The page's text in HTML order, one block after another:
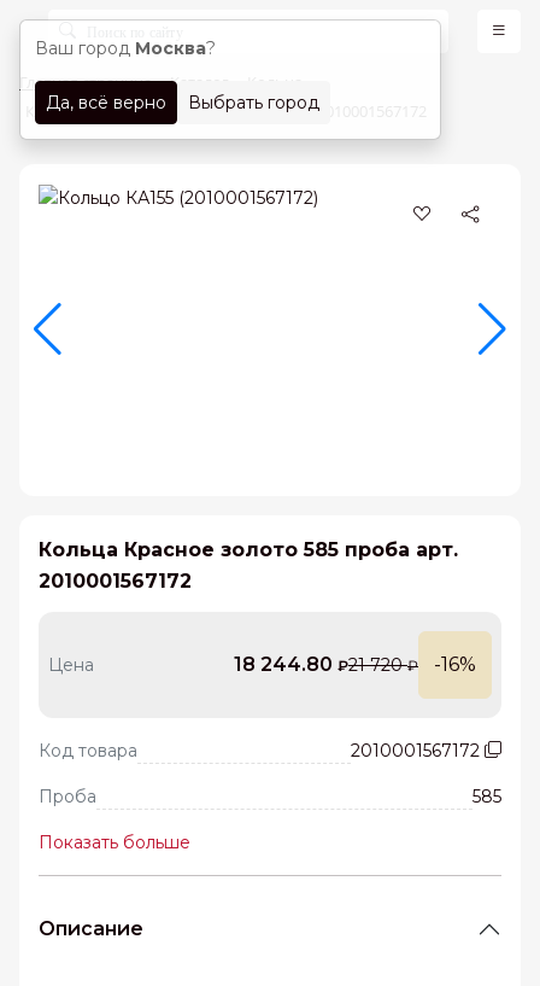
Главная страница Каталог
Кольца Красное золото 585 проба арт. 2010001567172
Кольца Красное золото 585 проба арт.
2010001567172
Цена 18 244.80 ₽21 720₽ -16%
Код товара 2010001567172
Проба 585
Показать больше
Описание
Ваш город Москва?
Да, всё верно Выбрать город